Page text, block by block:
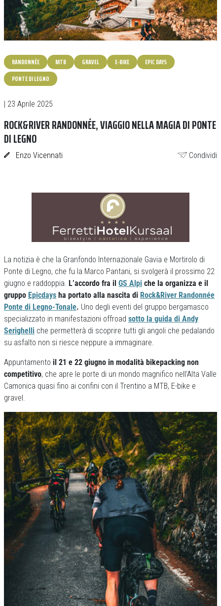
RANDONNÉE MTB GRAVEL E-BIKE
EPIC DAYS
PONTE DI LEGNO
| 23 Aprile 2025
ROCK&RIVER RANDONNÉE, VIAGGIO NELLA MAGIA DI PONTE
DI LEGNO
Enzo Vicennati Condividi
La notizia è che la Granfondo Internazionale Gavia e Mortirolo di
Ponte di Legno, che fu la Marco Pantani, si svolgerà il prossimo 22
giugno e raddoppia. L’accordo fra il GS Alpi che la organizza e il
gruppo Epicdays ha portato alla nascita di Rock&River Randonnée
Ponte di Legno-Tonale. Uno degli eventi del gruppo bergamasco
specializzato in manifestazioni offroad sotto la guida di Andy
Serighelli che permetterà di scoprire tutti gli angoli che pedalando
su asfalto non si riesce neppure a immaginare.
Appuntamento il 21 e 22 giugno in modalità bikepacking non
competitivo, che apre le porte di un mondo magnifico nell’Alta Valle
Camonica quasi fino ai confini con il Trentino a MTB, E-bike e
gravel.